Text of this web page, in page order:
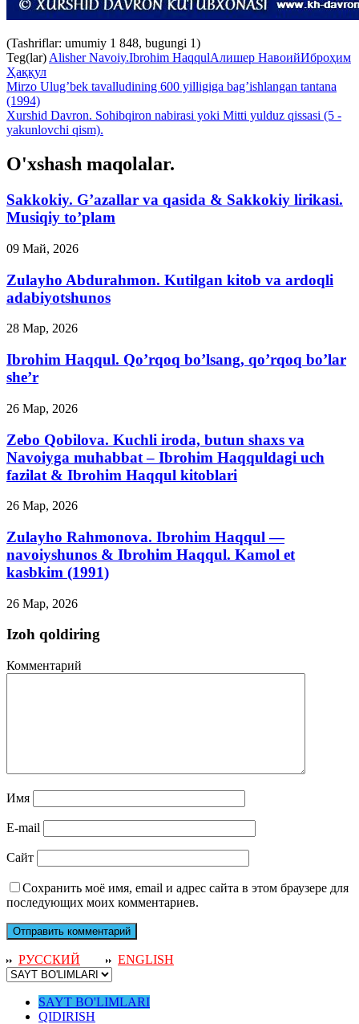
(Tashriflar: umumiy 1 848, bugungi 1)
Teg(lar)Alisher Navoiy.Ibrohim HaqqulАлишер НавоийИброҳим
Ҳаққул
Mirzo Ulug’bek tavalludining 600 yilligiga bag’ishlangan tantana
(1994)
Xurshid Davron. Sohibqiron nabirasi yoki Mitti yulduz qissasi (5 -
yakunlovchi qism).
O'xshash maqolalar.
Sakkokiy. G’azallar va qasida & Sakkokiy lirikasi.
Musiqiy to’plam
09 Май, 2026
Zulayho Abdurahmon. Kutilgan kitob va ardoqli
adabiyotshunos
28 Мар, 2026
Ibrohim Haqqul. Qo’rqoq bo’lsang, qo’rqoq bo’lar
she’r
26 Мар, 2026
Zebo Qobilova. Kuchli iroda, butun shaxs va
Navoiyga muhabbat – Ibrohim Haqquldagi uch
fazilat & Ibrohim Haqqul kitoblari
26 Мар, 2026
Zulayho Rahmonova. Ibrohim Haqqul —
navoiyshunos & Ibrohim Haqqul. Kamol et
kasbkim (1991)
26 Мар, 2026
Izoh qoldiring
Комментарий
Имя
E-mail
Сайт
Сохранить моё имя, email и адрес сайта в этом браузере для
последующих моих комментариев.
РУССКИЙ ENGLISH
SAYT BO'LIMLARI
QIDIRISH